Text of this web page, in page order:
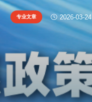
专业文章 2026-03-24